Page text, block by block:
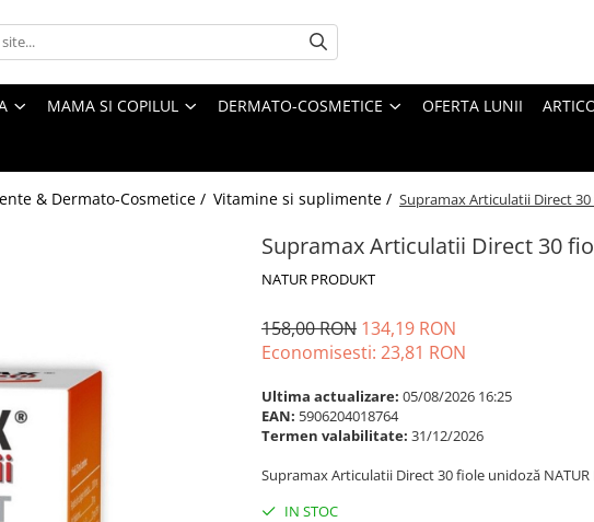
MAMA SI COPILUL DERMATO-COSMETICE OFERTA LUNII
& Dermato-Cosmetice / Vitamine si suplimente / Supramax Articulatii Direct 30
Supramax Articulatii Direct 30
NATUR PRODUKT
158,00 RON 134,19 RON
Economisesti: 23,81 RON
Ultima actualizare: 05/08/2026 16:25
EAN: 5906204018764
Termen valabilitate: 31/12/2026
Supramax Articulatii Direct 30 fiole unidoză NATUR
IN STOC